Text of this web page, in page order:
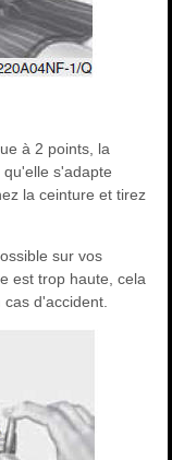
à 2 points, la
s'adapte
la ceinture et tirez
sur vos
est trop haute, cela
d'accident.